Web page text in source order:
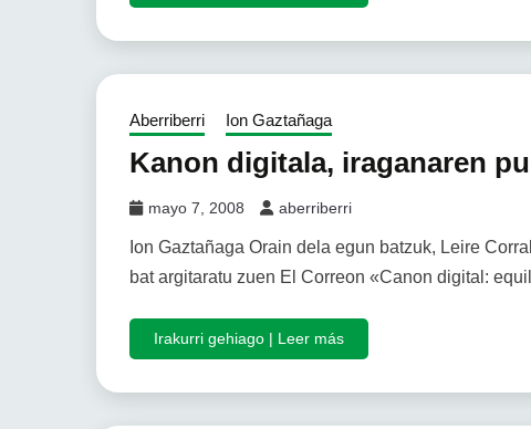
Aberriberri Ion Gaztañaga
Kanon digitala, iraganaren
mayo 7, 2008 aberriberri
Ion Gaztañaga Orain dela egun batzuk, Leire
bat argitaratu zuen El Correon «Canon digital:
Irakurri gehiago | Leer más